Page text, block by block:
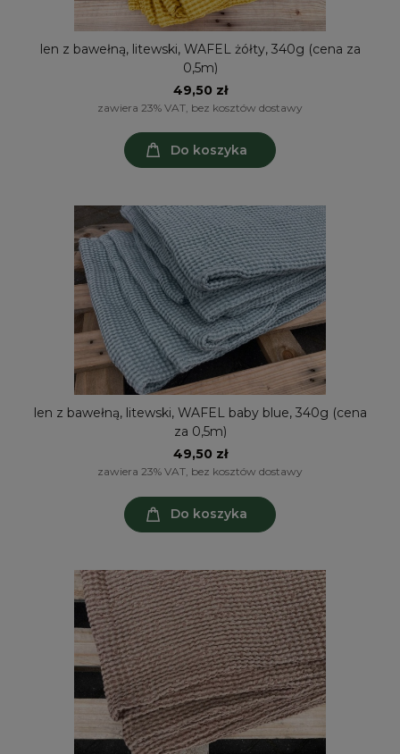
len z bawełną, litewski, WAFEL żółty, 340g (cena za
0,5m)
49,50 zł
zawiera 23% VAT, bez kosztów dostawy
Do koszyka
len z bawełną, litewski, WAFEL baby blue, 340g (cena
za 0,5m)
49,50 zł
zawiera 23% VAT, bez kosztów dostawy
Do koszyka